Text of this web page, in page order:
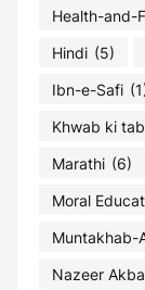
Health-and-
Hindi (5)
Ibn-e-Safi
Khwab ki
Marathi (6)
Moral
Muntakhab-
Nazeer